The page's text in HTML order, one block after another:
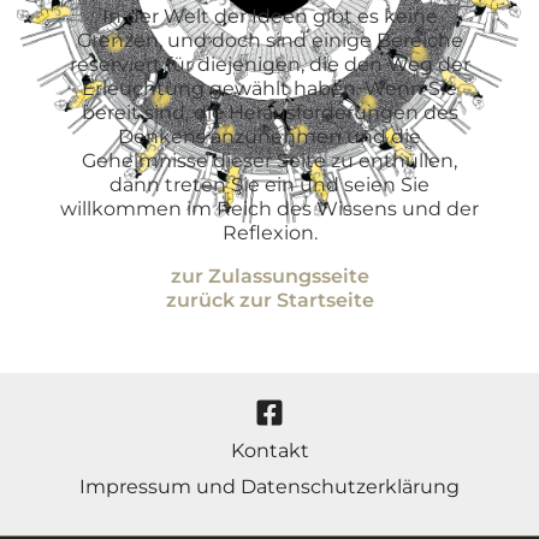
In der Welt der Ideen gibt es keine
Grenzen, und doch sind einige Bereiche
reserviert für diejenigen, die den Weg der
Erleuchtung gewählt haben. Wenn Sie
bereit sind, die Herausforderungen des
Denkens anzunehmen und die
Geheimnisse dieser Seite zu enthüllen,
dann treten Sie ein und seien Sie
willkommen im Reich des Wissens und der
Reflexion.
zur Zulassungsseite
zurück zur Startseite
Kontakt
Impressum und Datenschutzerklärung